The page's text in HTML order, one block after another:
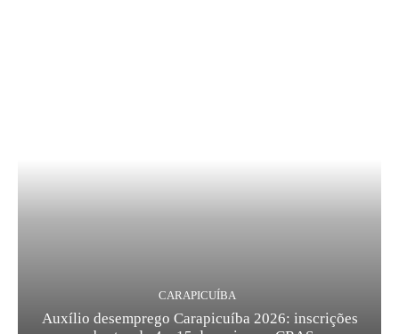
CARAPICUÍBA
Auxílio desemprego Carapicuíba 2026: inscrições